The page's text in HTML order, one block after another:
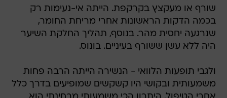
שורף או מעקצץ בקרקפת. הייתה אי-נעימות רק
בכמה הדקות הראשונות אחרי מריחת החומר,
שנרגעה יחסית מהר. בנוסף, תהליך החלקת השיער
היה ללא עשן ששורף בעיניים. בונוס.
ולגבי תופעות הלוואי - הנשירה הייתה הרבה פחות
משמעותית ובקושי היו קשקשים שמופיעים בדרך כלל